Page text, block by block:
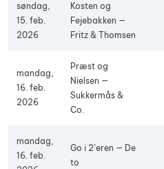
søndag,
15. feb.
2026
Kosten og
Fejebakken —
Fritz & Thomsen
mandag,
16. feb.
2026
Præst og
Nielsen —
Sukkermås &
Co.
mandag,
16. feb.
Go i 2’eren — De
to